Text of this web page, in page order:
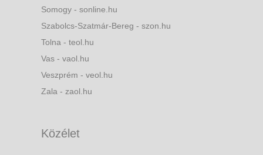
Somogy - sonline.hu
Szabolcs-Szatmár-Bereg - szon.hu
Tolna - teol.hu
Vas - vaol.hu
Veszprém - veol.hu
Zala - zaol.hu
Közélet